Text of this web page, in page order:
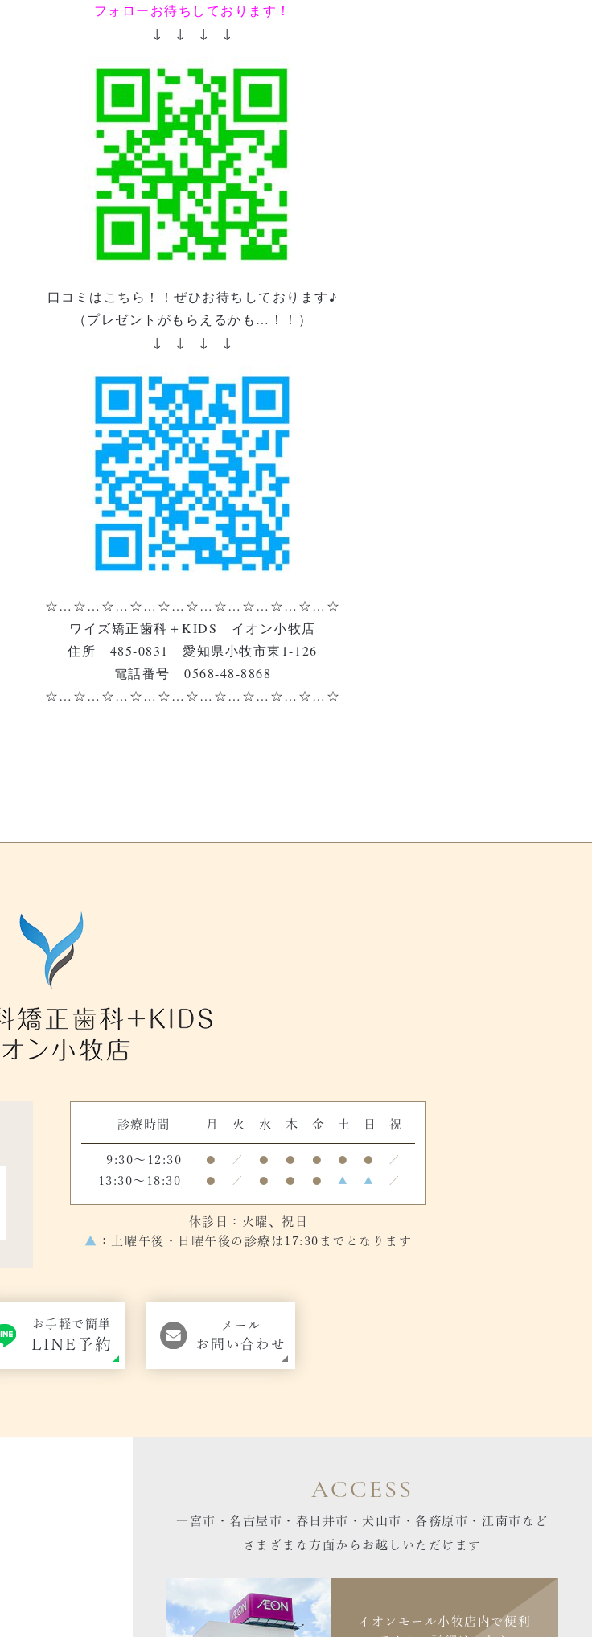
フォローお待ちしております！
↓ ↓ ↓ ↓
口コミはこちら！！ぜひお待ちしております♪
（プレゼントがもらえるかも…！！）
↓ ↓ ↓ ↓
☆…☆…☆…☆…☆…☆…☆…☆…☆…☆…☆
ワイズ矯正歯科＋KIDS イオン小牧店
住所 485-0831 愛知県小牧市東1-126
電話番号 0568-48-8868
☆…☆…☆…☆…☆…☆…☆…☆…☆…☆…☆
診療時間 月 火 水 木 金 土 日 祝
9:30～12:30 ● ／ ● ● ● ● ● ／
13:30～18:30 ● ／ ● ● ● ▲ ▲ ／
休診日：火曜、祝日
▲
：土曜午後・日曜午後の診療は17:30までとなります
お手軽で簡単
LINE予約
メール
お問い合わせ
ACCESS
一宮市・名古屋市・春日井市・犬山市・各務原市・江南市など
さまざまな方面からお越しいただけます
イオンモール小牧店内で便利